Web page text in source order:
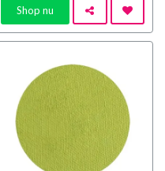
Shop nu